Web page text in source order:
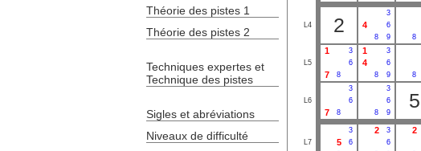
L4 2
3
4
6
8
9
8
L5
1
3
6
7 8
1 3
4
6
8
9
8
L6
3
6
7 8
3
6
8
9
5
L7
3
5
6
2
3
6
2
Théorie des pistes 1
Théorie des pistes 2
Techniques expertes et
Technique des pistes
Sigles et abréviations
Niveaux de difficulté